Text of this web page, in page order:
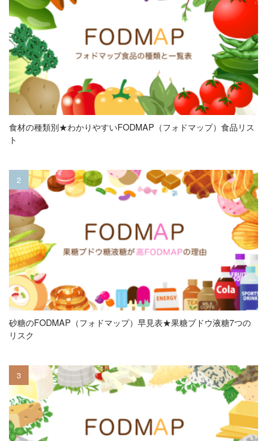
食材の種類別★わかりやすいFODMAP（フォドマップ）食品リス
ト
砂糖のFODMAP（フォドマップ）早見表★果糖ブドウ液糖7つの
リスク